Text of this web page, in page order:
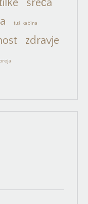
sreča
tuš kabina
zdravje